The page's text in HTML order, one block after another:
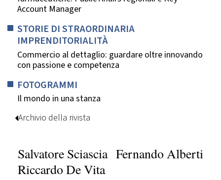
Account Manager
STORIE DI STRAORDINARIA
IMPRENDITORIALITÀ
Commercio al dettaglio: guardare oltre innovando
con passione e competenza
FOTOGRAMMI
Il mondo in una stanza
Archivio della rivista
Salvatore Sciascia Fernando Alberti
Riccardo De Vita